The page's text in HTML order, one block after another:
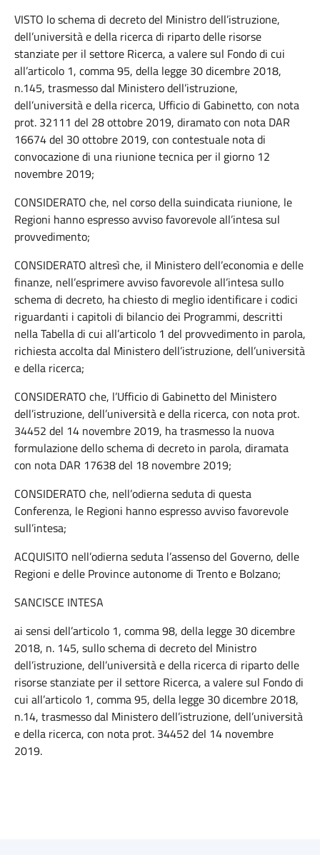
VISTO lo schema di decreto del Ministro dell’istruzione,
dell’università e della ricerca di riparto delle risorse
stanziate per il settore Ricerca, a valere sul Fondo di cui
all’articolo 1, comma 95, della legge 30 dicembre 2018,
n.145, trasmesso dal Ministero dell’istruzione,
dell’università e della ricerca, Ufficio di Gabinetto, con nota
prot. 32111 del 28 ottobre 2019, diramato con nota DAR
16674 del 30 ottobre 2019, con contestuale nota di
convocazione di una riunione tecnica per il giorno 12
novembre 2019;
CONSIDERATO che, nel corso della suindicata riunione, le
Regioni hanno espresso avviso favorevole all’intesa sul
provvedimento;
CONSIDERATO altresì che, il Ministero dell’economia e delle
finanze, nell’esprimere avviso favorevole all’intesa sullo
schema di decreto, ha chiesto di meglio identificare i codici
riguardanti i capitoli di bilancio dei Programmi, descritti
nella Tabella di cui all’articolo 1 del provvedimento in parola,
richiesta accolta dal Ministero dell’istruzione, dell’università
e della ricerca;
CONSIDERATO che, l’Ufficio di Gabinetto del Ministero
dell’istruzione, dell’università e della ricerca, con nota prot.
34452 del 14 novembre 2019, ha trasmesso la nuova
formulazione dello schema di decreto in parola, diramata
con nota DAR 17638 del 18 novembre 2019;
CONSIDERATO che, nell’odierna seduta di questa
Conferenza, le Regioni hanno espresso avviso favorevole
sull’intesa;
ACQUISITO nell’odierna seduta l’assenso del Governo, delle
Regioni e delle Province autonome di Trento e Bolzano;
SANCISCE INTESA
ai sensi dell’articolo 1, comma 98, della legge 30 dicembre
2018, n. 145, sullo schema di decreto del Ministro
dell’istruzione, dell’università e della ricerca di riparto delle
risorse stanziate per il settore Ricerca, a valere sul Fondo di
cui all’articolo 1, comma 95, della legge 30 dicembre 2018,
n.14, trasmesso dal Ministero dell’istruzione, dell’università
e della ricerca, con nota prot. 34452 del 14 novembre
2019.